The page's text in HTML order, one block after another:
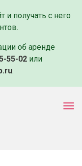
получать с него
об аренде
55-02 или
.